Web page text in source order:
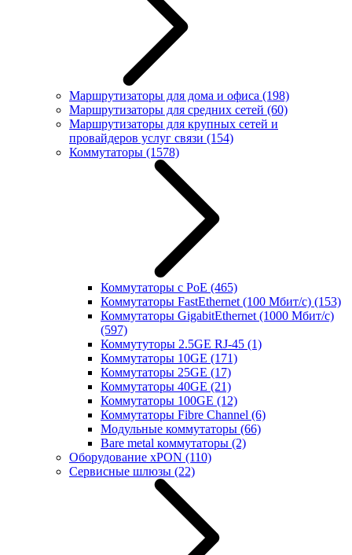
Маршрутизаторы для дома и офиса (198)
Маршрутизаторы для средних сетей (60)
Маршрутизаторы для крупных сетей и
провайдеров услуг связи (154)
Коммутаторы (1578)
Коммутаторы с PoE (465)
Коммутаторы FastEthernet (100 Мбит/с) (153)
Коммутаторы GigabitEthernet (1000 Мбит/с)
(597)
Коммутуторы 2.5GE RJ-45 (1)
Коммутаторы 10GE (171)
Коммутаторы 25GE (17)
Коммутаторы 40GE (21)
Коммутаторы 100GE (12)
Коммутаторы Fibre Channel (6)
Модульные коммутаторы (66)
Bare metal коммутаторы (2)
Оборудование xPON (110)
Сервисные шлюзы (22)